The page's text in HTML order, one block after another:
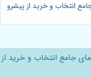
انتخاب و خرید از پیشرو
جامع انتخاب و خرید از